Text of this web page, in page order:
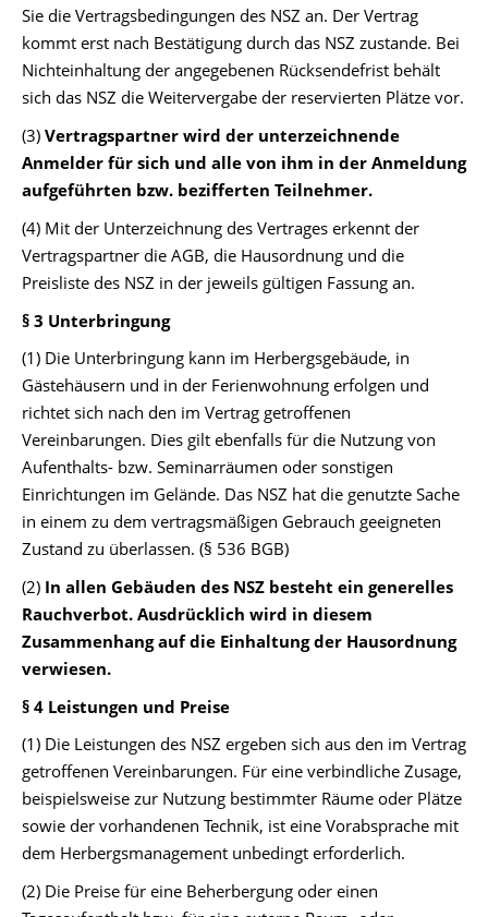
Sie die Vertragsbedingungen des NSZ an. Der Vertrag
kommt erst nach Bestätigung durch das NSZ zustande. Bei
Nichteinhaltung der angegebenen Rücksendefrist behält
sich das NSZ die Weitervergabe der reservierten Plätze vor.
(3) Vertragspartner wird der unterzeichnende
Anmelder für sich und alle von ihm in der Anmeldung
aufgeführten bzw. bezifferten Teilnehmer.
(4) Mit der Unterzeichnung des Vertrages erkennt der
Vertragspartner die AGB, die Hausordnung und die
Preisliste des NSZ in der jeweils gültigen Fassung an.
§ 3 Unterbringung
(1) Die Unterbringung kann im Herbergsgebäude, in
Gästehäusern und in der Ferienwohnung erfolgen und
richtet sich nach den im Vertrag getroffenen
Vereinbarungen. Dies gilt ebenfalls für die Nutzung von
Aufenthalts- bzw. Seminarräumen oder sonstigen
Einrichtungen im Gelände. Das NSZ hat die genutzte Sache
in einem zu dem vertragsmäßigen Gebrauch geeigneten
Zustand zu überlassen. (§ 536 BGB)
(2) In allen Gebäuden des NSZ besteht ein generelles
Rauchverbot. Ausdrücklich wird in diesem
Zusammenhang auf die Einhaltung der Hausordnung
verwiesen.
§ 4 Leistungen und Preise
(1) Die Leistungen des NSZ ergeben sich aus den im Vertrag
getroffenen Vereinbarungen. Für eine verbindliche Zusage,
beispielsweise zur Nutzung bestimmter Räume oder Plätze
sowie der vorhandenen Technik, ist eine Vorabsprache mit
dem Herbergsmanagement unbedingt erforderlich.
(2) Die Preise für eine Beherbergung oder einen